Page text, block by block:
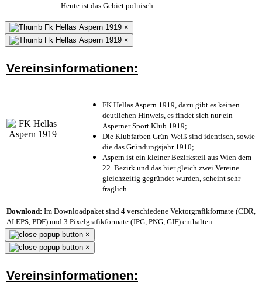
Heute ist das Gebiet polnisch.
×
×
Vereinsinformationen:
FK Hellas Aspern 1919, dazu gibt es keinen
deutlichen Hinweis, es findet sich nur ein
Asperner Sport Klub 1919;
Die Klubfarben Grün-Weiß sind identisch, sowie
die das Gründungsjahr 1910;
Aspern ist ein kleiner Bezirksteil aus Wien dem
22. Bezirk und das hier gleich zwei Vereine
gleichzeitig gegründet wurden, scheint sehr
fraglich.
Download: Im Downloadpaket sind 4 verschiedene Vektorgrafikformate (CDR,
AI EPS, PDF) und 3 Pixelgrafikformate (JPG, PNG, GIF) enthalten.
×
×
Vereinsinformationen: